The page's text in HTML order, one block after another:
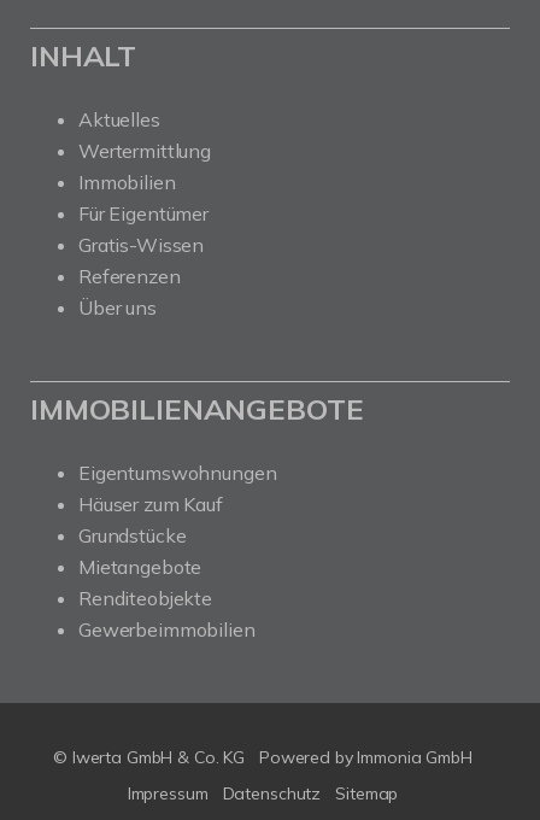
INHALT
Aktuelles
Wertermittlung
Immobilien
Für Eigentümer
Gratis-Wissen
Referenzen
Über uns
IMMOBILIENANGEBOTE
Eigentumswohnungen
Häuser zum Kauf
Grundstücke
Mietangebote
Renditeobjekte
Gewerbeimmobilien
© Iwerta GmbH & Co. KG Powered by Immonia GmbH
Impressum
Datenschutz Sitemap